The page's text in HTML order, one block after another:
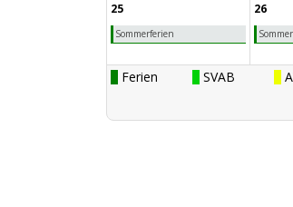
25
Sommerferien
26
Ferien SVAB